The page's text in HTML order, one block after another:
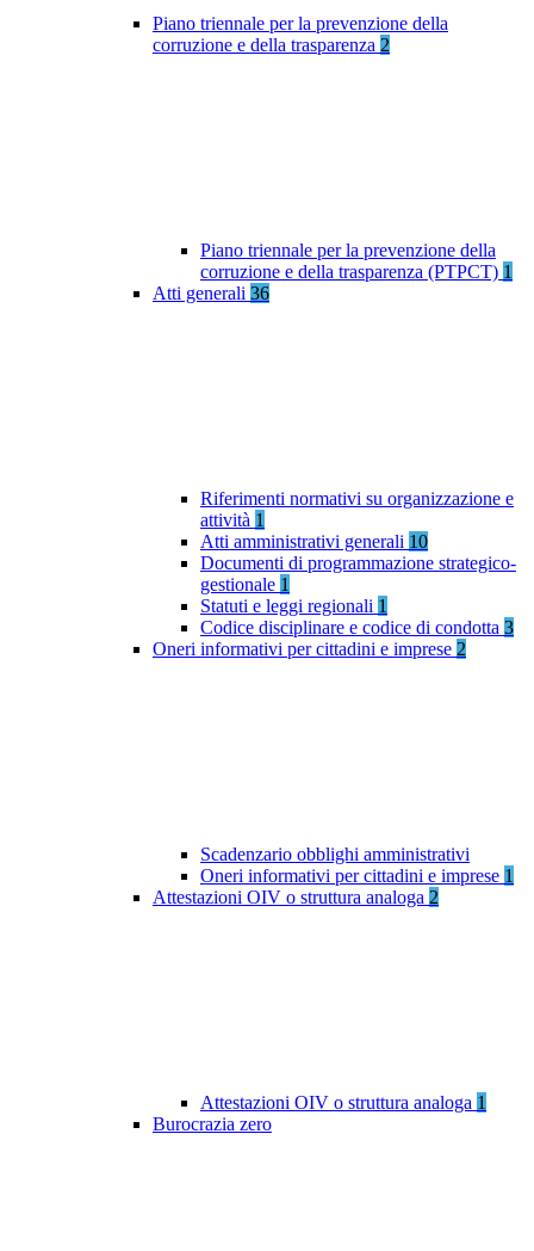
Piano triennale per la prevenzione della
corruzione e della trasparenza 2
Piano triennale per la prevenzione della
corruzione e della trasparenza (PTPCT) 1
Atti generali 36
Riferimenti normativi su organizzazione e
attività 1
Atti amministrativi generali 10
Documenti di programmazione strategico-
gestionale 1
Statuti e leggi regionali 1
Codice disciplinare e codice di condotta 3
Oneri informativi per cittadini e imprese 2
Scadenzario obblighi amministrativi
Oneri informativi per cittadini e imprese 1
Attestazioni OIV o struttura analoga 2
Attestazioni OIV o struttura analoga 1
Burocrazia zero